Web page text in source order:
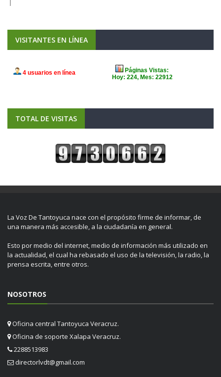
VISITANTES EN LÍNEA
TOTAL DE VISITAS
La Voz De Tantoyuca nace con el propósito firme de informar, de
una manera más accesible, a la ciudadanía en general.
Esto por medio del internet, medio de información más utilizado en
la actualidad, el cual ha rebasado el uso de la televisión, la radio, la
prensa escrita, entre otros.
NOSOTROS
Oficina central Tantoyuca Veracruz.
Oficina de soporte Xalapa Veracruz.
2288513983
directorlvdt@gmail.com